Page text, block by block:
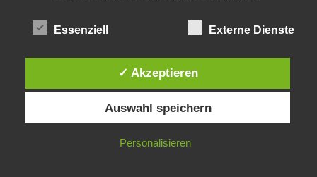
DO, 17.12.2026
OFFENER SPIELETREFF IN DER FREIZEITANLAGE
Spielbegeisterte sind herzlich eingeladen, in
entspannter Atmosphäre eine grosse Auswahl neuer
und altbewährter Karten- und Brettspiele zu spielen.
Der Spieleexperte Xavi vom Spielwarengeschäft
Essenziell Externe Dienste
✓ Akzeptieren
Auswahl speichern
Personalisieren